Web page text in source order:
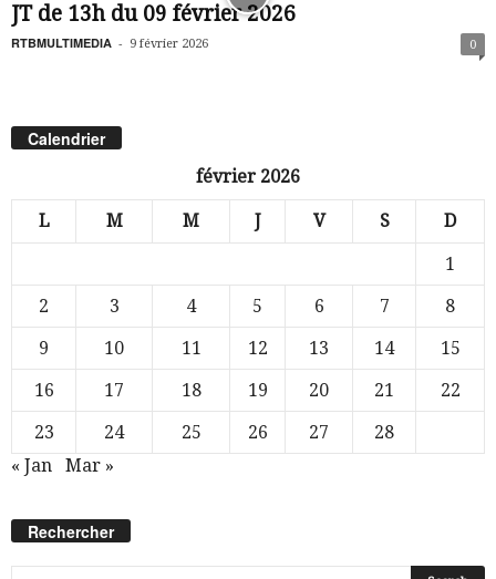
JT de 13h du 09 février 2026
RTBMULTIMEDIA - 9 février 2026 0
Calendrier
février 2026
L M M J V S D
1
2
3 4 5 6 7
8
9
10 11 12 13 14
15
16
17 18 19 20 21
22
23
24 25 26 27
28
« Jan
Mar »
Rechercher